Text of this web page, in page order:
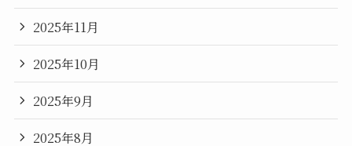
2025年11月
2025年10月
2025年9月
2025年8月